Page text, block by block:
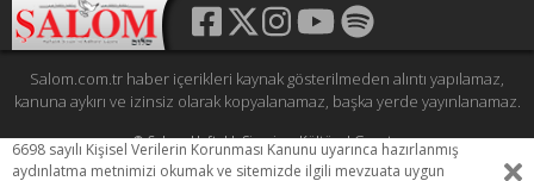
Salom.com.tr haber içerikleri kaynak gösterilmeden alıntı yapılamaz,
kanuna aykırı ve izinsiz olarak kopyalanamaz, başka yerde yayınlanamaz.
© Şalom Haftalık Siyasi ve Kültürel Gazete
Tüm hakları saklıdır.
6698 sayılı Kişisel Verilerin Korunması Kanunu uyarınca hazırlanmış
aydınlatma metnimizi okumak ve sitemizde ilgili mevzuata uygun